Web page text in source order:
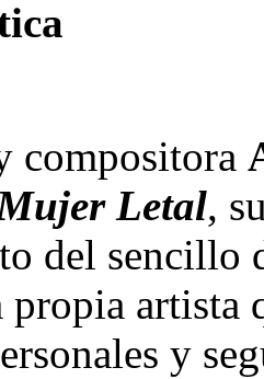
compositora
Letal,
del sencillo
propia artista
y